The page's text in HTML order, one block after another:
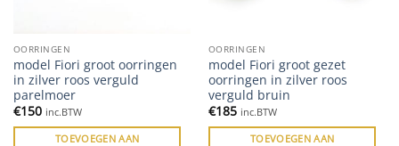
OORRINGEN
model Fiori groot oorringen
in zilver roos verguld
parelmoer
€150 inc.BTW
TOEVOEGEN AAN
OORRINGEN
model Fiori groot gezet
oorringen in zilver roos
verguld bruin
€185 inc.BTW
TOEVOEGEN AAN